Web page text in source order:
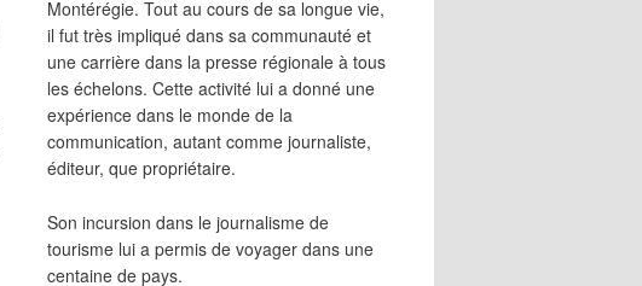
Montérégie. Tout au cours de sa longue vie,
il fut très impliqué dans sa communauté et
une carrière dans la presse régionale à tous
les échelons. Cette activité lui a donné une
expérience dans le monde de la
communication, autant comme journaliste,
éditeur, que propriétaire.
Son incursion dans le journalisme de
tourisme lui a permis de voyager dans une
centaine de pays.